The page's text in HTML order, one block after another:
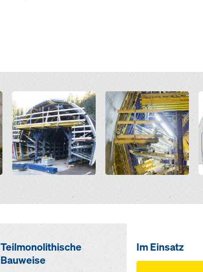
Open
Teilmonolithische
Bauweise
Im Einsatz